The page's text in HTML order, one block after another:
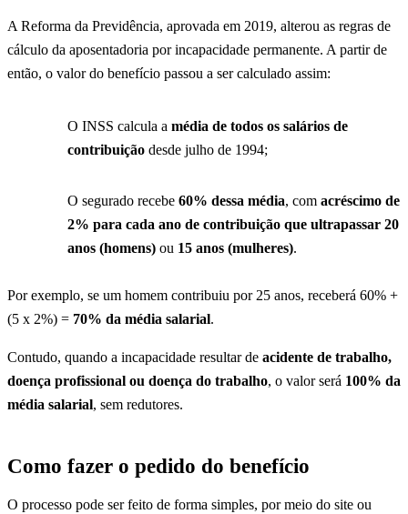
A Reforma da Previdência, aprovada em 2019, alterou as regras de
cálculo da aposentadoria por incapacidade permanente. A partir de
então, o valor do benefício passou a ser calculado assim:
O INSS calcula a média de todos os salários de
contribuição desde julho de 1994;
O segurado recebe 60% dessa média, com acréscimo de
2% para cada ano de contribuição que ultrapassar 20
anos (homens) ou 15 anos (mulheres).
Por exemplo, se um homem contribuiu por 25 anos, receberá 60% +
(5 x 2%) = 70% da média salarial.
Contudo, quando a incapacidade resultar de acidente de trabalho,
doença profissional ou doença do trabalho, o valor será 100% da
média salarial, sem redutores.
Como fazer o pedido do benefício
O processo pode ser feito de forma simples, por meio do site ou